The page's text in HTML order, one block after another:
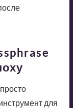
для